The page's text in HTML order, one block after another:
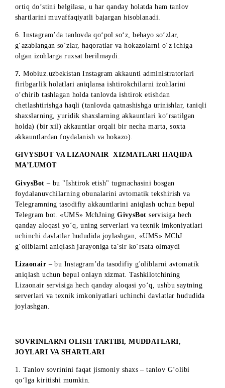
2. Tanlov ishtirokchilarining Instagram’dagi akkauntlari
vaqtida ochiq bo‘lishi kerak: tanlovning butun muddati va
g‘oliblarni aniqlash davomida boshqa foydalanuvchilardan
yashirilmasligi; faol (yangiliklar tasmasida fotosuratlar va/
videolar mavjud); obuna va obunachilarga ega bo'lish (tanlov
bermaydigan ishtirokchilar tanlovda ishtirok etishdan
chetlashtiriladi.
3. Tanlovda kompaniyalar, firmalar, tashkilotlar
profillari/sahifalari (shu jumladan kompaniyalar, firmalar,
faoliyat sohalari ko'rsatilgan profillar) bilan
profillarni belgilash.
belgilashi kerak. Agar alohida izohlarda bir yoki bir nechta
akkaunt belgilangan bo'lsa, bu sharhlar noto'g'ri deb
hisoblanadi va tanlovda hisobga olinmaydi.
5. Agar Instagram’da tanlov ishtirokchisi bitta izohda 5 dan
ortiq do‘stini belgilasa, u har qanday holatda ham tanlov
6. Instagram’da tanlovda qo‘pol so‘z, behayo so‘zlar,
g‘azablangan so‘zlar, haqoratlar va hokazolarni o‘z ichiga
olgan izohlarga ruxsat berilmaydi.
o‘chirib tashlagan holda tanlovda ishtirok etishdan
chetlashtirishga haqli (tanlovda qatnashishga urinishlar,
shaxslarning, yuridik shaxslarning akkauntlari ko‘rsatilgan
holda) (bir xil) akkauntlar orqali bir necha marta, soxta